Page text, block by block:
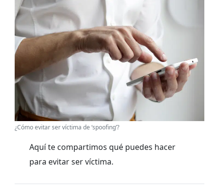
¿Cómo evitar ser víctima de ‘spoofing’?
Aquí te compartimos qué puedes hacer
para evitar ser víctima.